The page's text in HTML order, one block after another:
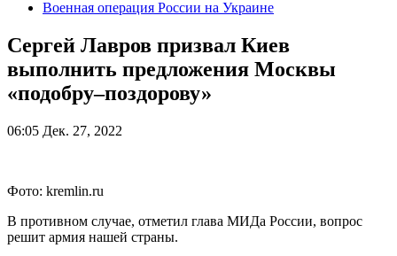
Военная операция России на Украине
Сергей Лавров призвал Киев
выполнить предложения Москвы
«подобру–поздорову»
06:05 Дек. 27, 2022
Фото: kremlin.ru
В противном случае, отметил глава МИДа России, вопрос
решит армия нашей страны.